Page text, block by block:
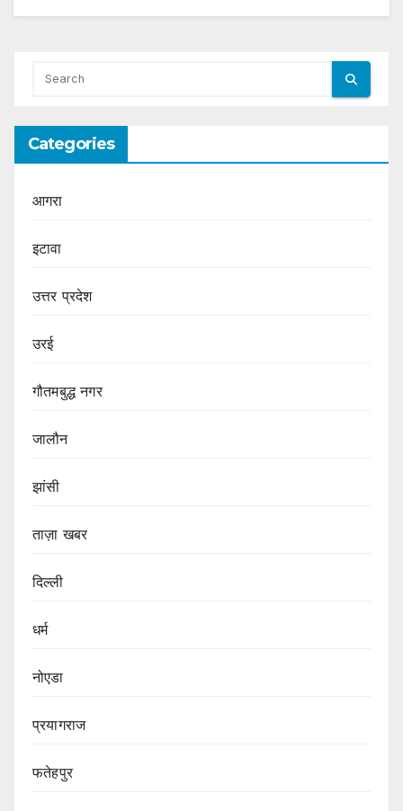
Categories
आगरा
इटावा
उत्तर प्रदेश
उरई
गौतमबुद्ध नगर
जालौन
झांसी
ताज़ा खबर
दिल्ली
धर्म
नोएडा
प्रयागराज
फतेहपुर